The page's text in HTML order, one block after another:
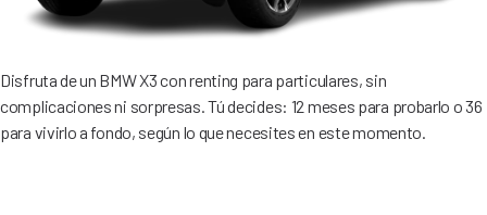
Disfruta de un BMW X3 con renting para particulares, sin
complicaciones ni sorpresas. Tú decides: 12 meses para probarlo o 36
para vivirlo a fondo, según lo que necesites en este momento.